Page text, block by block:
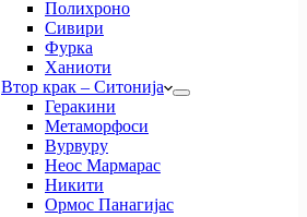
Полихроно
Сивири
Фурка
Ханиоти
Втор крак – Ситонија
Геракини
Метаморфоси
Вурвуру
Неос Мармарас
Никити
Ормос Панагијас